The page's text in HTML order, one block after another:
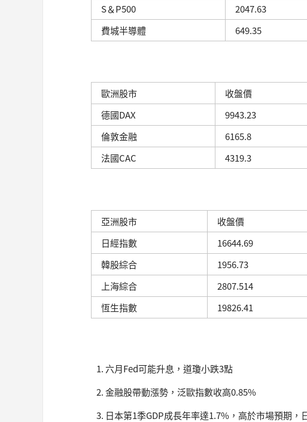
S＆P500
2047.63
費城半導體
649.35
歐洲股市 收盤價
德國DAX
9943.23
倫敦金融
6165.8
法國CAC
4319.3
亞洲股市 收盤價
日經指數
16644.69
韓股綜合
1956.73
上海綜合
2807.514
恆生指數
19826.41
六月Fed可能升息，道瓊小跌3點
金融股帶動漲勢，泛歐指數收高0.85%
日本第1季GDP成長年率達1.7%，高於市場預期，